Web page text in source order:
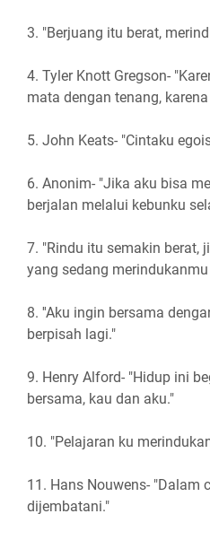
3. "Berjuang itu berat,
4. Tyler Knott Gregson-
mata dengan tenang,
5. John Keats- "Cintaku
6. Anonim- "Jika aku bisa
berjalan melalui kebunku
7. "Rindu itu semakin berat,
yang sedang
8. ''Aku ingin bersama
berpisah lagi."
9. Henry Alford- "Hidup ini
bersama, kau dan aku."
10. "Pelajaran ku
11. Hans Nouwens- "Dalam
dijembatani."